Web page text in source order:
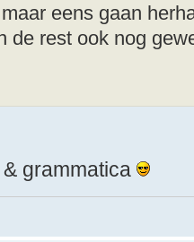
eens gaan
de rest ook nog
grammatica